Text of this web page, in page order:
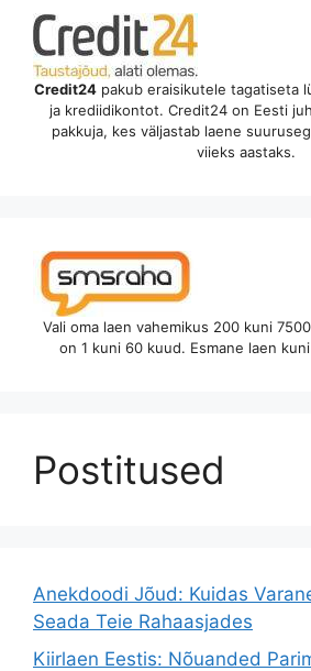
Credit24pakub eraisikutele tagatiseta
ja krediidikontot. Credit24 on Eesti
pakkuja, kes väljastab laene
viieks aastaks.
Vali oma laen vahemikus 200 kuni
on 1 kuni 60 kuud. Esmane laen
Postitused
Anekdoodi Jõud: Kuidas
Seada Teie Rahaasjades
Kiirlaen Eestis: Nõuanded